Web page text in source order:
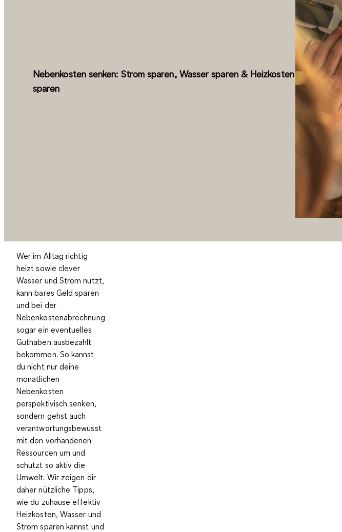
Nebenkosten senken: Strom sparen, Wasser sparen & Heizkosten
sparen
Wer im Alltag richtig
heizt sowie clever
Wasser und Strom nutzt,
kann bares Geld sparen
und bei der
Nebenkostenabrechnung
sogar ein eventuelles
Guthaben ausbezahlt
bekommen. So kannst
du nicht nur deine
monatlichen
Nebenkosten
perspektivisch senken,
sondern gehst auch
verantwortungsbewusst
mit den vorhandenen
Ressourcen um und
schützt so aktiv die
Umwelt. Wir zeigen dir
daher nützliche Tipps,
wie du zuhause effektiv
Heizkosten, Wasser und
Strom sparen kannst und